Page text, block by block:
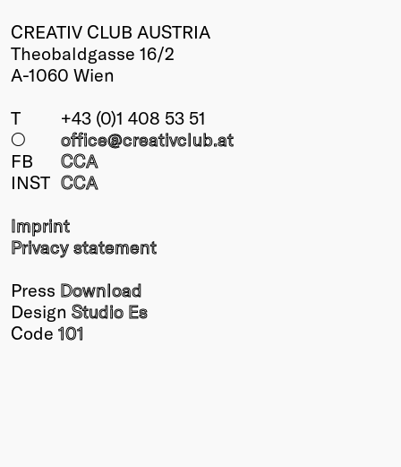
CREATIV CLUB AUSTRIA
Theobaldgasse 16/2
A-1060 Wien
T
+43 (0)1 408 53 51
○
office@creativclub.at
FB
CCA
INST CCA
Imprint
Privacy statement
Press Download
Design Studio Es
Code 101